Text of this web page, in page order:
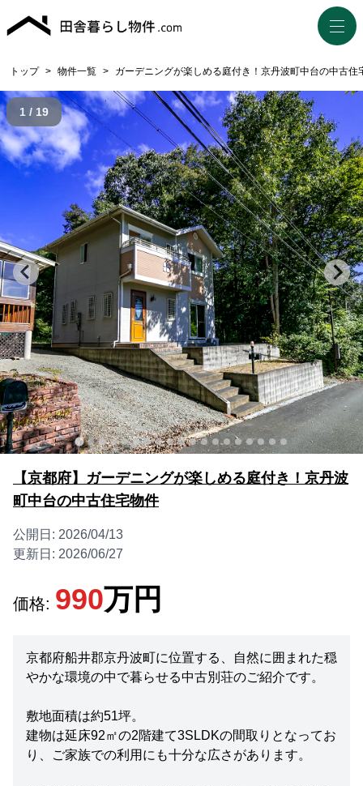
トップ > 物件一覧 > ガーデニングが楽しめる庭付き！京丹波町中台の中古住
1 / 19
【京都府】ガーデニングが楽しめる庭付き！京丹波
町中台の中古住宅物件
公開日: 2026/04/13
更新日: 2026/06/27
価格: 990万円
京都府船井郡京丹波町に位置する、自然に囲まれた穏
やかな環境の中で暮らせる中古別荘のご紹介です。
敷地面積は約51坪。
建物は延床92㎡の2階建て3SLDKの間取りとなってお
り、ご家族での利用にも十分な広さがあります。